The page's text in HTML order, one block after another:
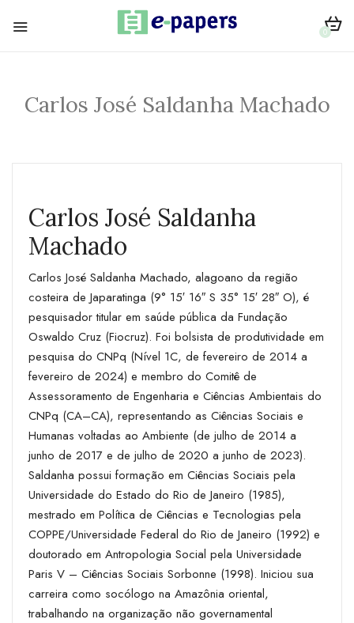
0
Carlos José Saldanha Machado
Carlos José Saldanha
Machado
Carlos José Saldanha Machado, alagoano da região
costeira de Japaratinga (9° 15′ 16″ S 35° 15′ 28″ O), é
pesquisador titular em saúde pública da Fundação
Oswaldo Cruz (Fiocruz). Foi bolsista de produtividade em
pesquisa do CNPq (Nível 1C, de fevereiro de 2014 a
fevereiro de 2024) e membro do Comitê de
Assessoramento de Engenharia e Ciências Ambientais do
CNPq (CA–CA), representando as Ciências Sociais e
Humanas voltadas ao Ambiente (de julho de 2014 a
junho de 2017 e de julho de 2020 a junho de 2023).
Saldanha possui formação em Ciências Sociais pela
Universidade do Estado do Rio de Janeiro (1985),
mestrado em Política de Ciências e Tecnologias pela
COPPE/Universidade Federal do Rio de Janeiro (1992) e
doutorado em Antropologia Social pela Universidade
Paris V – Ciências Sociais Sorbonne (1998). Iniciou sua
carreira como socólogo na Amazônia oriental,
trabalhando na organização não governamental